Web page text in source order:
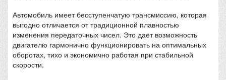
Автомобиль имеет бесступенчатую трансмиссию, которая
выгодно отличается от традиционной плавностью
изменения передаточных чисел. Это дает возможность
двигателю гармонично функционировать на оптимальных
оборотах, тихо и экономично работая при стабильной
скорости.